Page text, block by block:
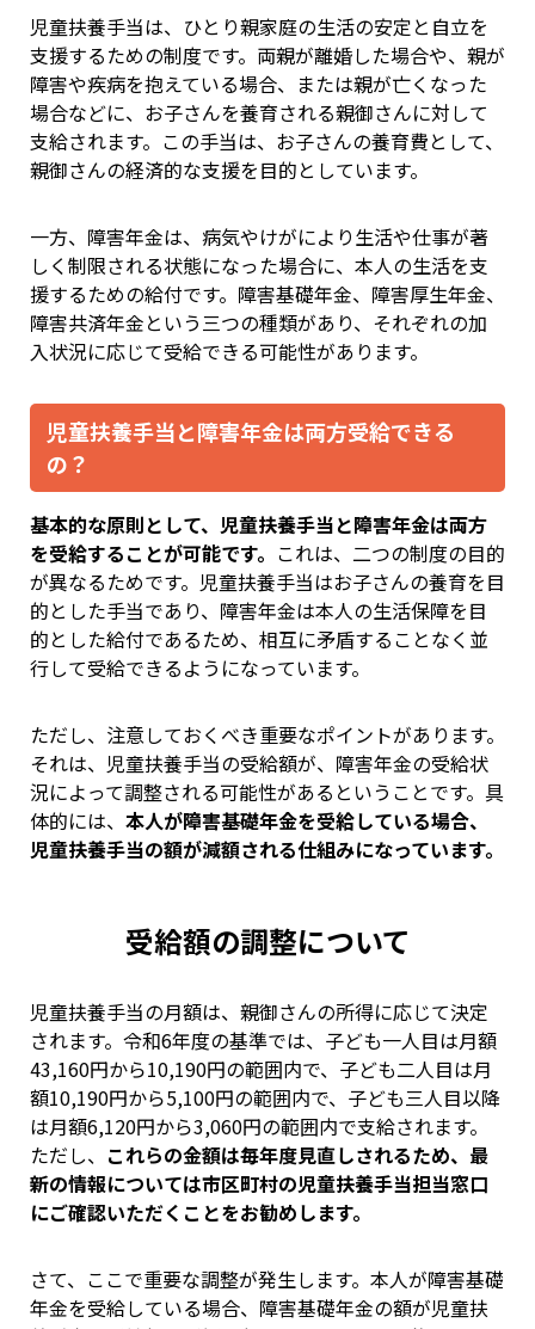
児童扶養手当は、ひとり親家庭の生活の安定と自立を
支援するための制度です。両親が離婚した場合や、親が
障害や疾病を抱えている場合、または親が亡くなった
場合などに、お子さんを養育される親御さんに対して
支給されます。この手当は、お子さんの養育費として、
親御さんの経済的な支援を目的としています。
一方、障害年金は、病気やけがにより生活や仕事が著
しく制限される状態になった場合に、本人の生活を支
援するための給付です。障害基礎年金、障害厚生年金、
障害共済年金という三つの種類があり、それぞれの加
入状況に応じて受給できる可能性があります。
児童扶養手当と障害年金は両方受給できる
の？
基本的な原則として、児童扶養手当と障害年金は両方
を受給することが可能です。 これは、二つの制度の目的
が異なるためです。児童扶養手当はお子さんの養育を目
的とした手当であり、障害年金は本人の生活保障を目
的とした給付であるため、相互に矛盾することなく並
行して受給できるようになっています。
ただし、注意しておくべき重要なポイントがあります。
それは、児童扶養手当の受給額が、障害年金の受給状
況によって調整される可能性があるということです。具
体的には、 本人が障害基礎年金を受給している場合、
児童扶養手当の額が減額される仕組みになっています。
受給額の調整について
児童扶養手当の月額は、親御さんの所得に応じて決定
されます。令和6年度の基準では、子ども一人目は月額
43,160円から10,190円の範囲内で、子ども二人目は月
額10,190円から5,100円の範囲内で、子ども三人目以降
は月額6,120円から3,060円の範囲内で支給されます。
ただし、 これらの金額は毎年度見直しされるため、最
新の情報については市区町村の児童扶養手当担当窓口
にご確認いただくことをお勧めします。
さて、ここで重要な調整が発生します。本人が障害基礎
年金を受給している場合、障害基礎年金の額が児童扶